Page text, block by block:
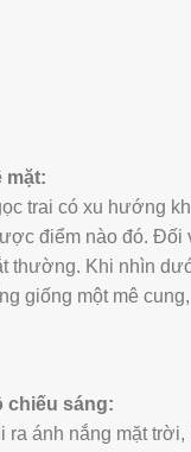
mặt:
trai có xu hướng
điểm nào đó. Đối
thường. Khi nhìn
giống một mê cung,
chiếu sáng:
ra ánh nắng mặt